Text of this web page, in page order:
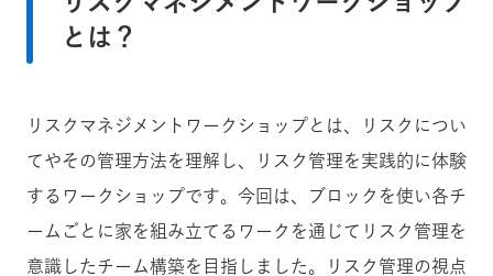
とは？
リスクマネジメントワークショップとは、リスクについ
てやその管理方法を理解し、リスク管理を実践的に体験
するワークショップです。今回は、ブロックを使い各チ
ームごとに家を組み立てるワークを通じてリスク管理を
意識したチーム構築を目指しました。リスク管理の視点